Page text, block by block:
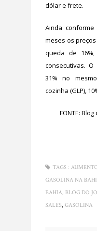
dólar e frete.
Ainda
meses os
queda de
consecutivas.
31% no
cozinha (GLP),
FONTE:
TAGS :
GASOLINA NA
BAHIA BLOG DO
SALES GASOLINA